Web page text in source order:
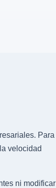
Para
velocidad
ni modificar